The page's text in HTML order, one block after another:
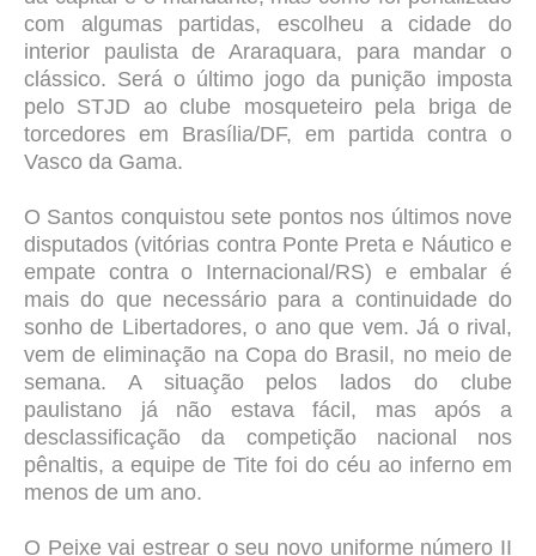
com algumas partidas, escolheu a cidade do
interior paulista de Araraquara, para mandar o
clássico. Será o último jogo da punição imposta
pelo STJD ao clube mosqueteiro pela briga de
torcedores em Brasília/DF, em partida contra o
Vasco da Gama.
O Santos conquistou sete pontos nos últimos nove
disputados (vitórias contra Ponte Preta e Náutico e
empate contra o Internacional/RS) e embalar é
mais do que necessário para a continuidade do
sonho de Libertadores, o ano que vem. Já o rival,
vem de eliminação na Copa do Brasil, no meio de
semana. A situação pelos lados do clube
paulistano já não estava fácil, mas após a
desclassificação da competição nacional nos
pênaltis, a equipe de Tite foi do céu ao inferno em
menos de um ano.
O Peixe vai estrear o seu novo uniforme número II